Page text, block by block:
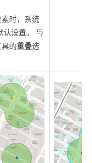
时，系统
认设置。 与
的重叠选